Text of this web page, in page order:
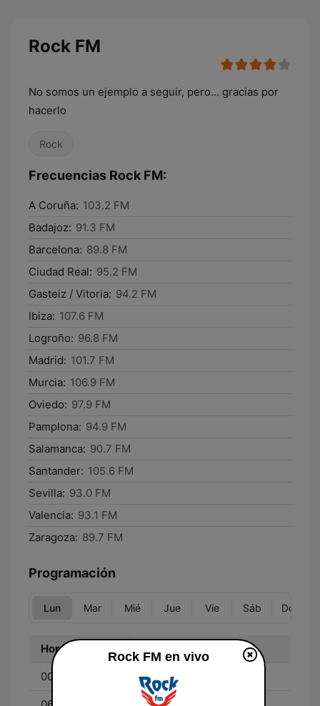
Rock FM
No somos un ejemplo a seguir, pero... gracias por
hacerlo
Rock
Frecuencias Rock FM:
A Coruña: 103.2 FM
Badajoz: 91.3 FM
Barcelona: 89.8 FM
Ciudad Real: 95.2 FM
Gasteiz / Vitoria: 94.2 FM
Ibiza: 107.6 FM
Logroño: 96.8 FM
Madrid: 101.7 FM
Murcia: 106.9 FM
Oviedo: 97.9 FM
Pamplona: 94.9 FM
Salamanca: 90.7 FM
Santander: 105.6 FM
Sevilla: 93.0 FM
Valencia: 93.1 FM
Zaragoza: 89.7 FM
Programación
Lun Mar Mié Jue Vie Sáb Dom
Hora Programa
00:00 - 06:00 RockFM Noche
Rock FM en vivo